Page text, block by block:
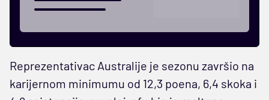
Reprezentativac Australije je sezonu završio na
karijernom minimumu od 12,3 poena, 6,4 skoka i